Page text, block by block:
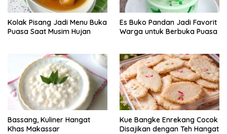
Kolak Pisang Jadi Menu Buka
Puasa Saat Musim Hujan
Es Buko Pandan Jadi Favorit
Warga untuk Berbuka Puasa
Bassang, Kuliner Hangat
Khas Makassar
Kue Bangke Enrekang Cocok
Disajikan dengan Teh Hangat